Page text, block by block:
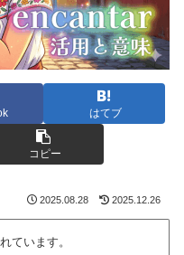
はてブ
コピー
2025.08.28 2025.12.26
ています。